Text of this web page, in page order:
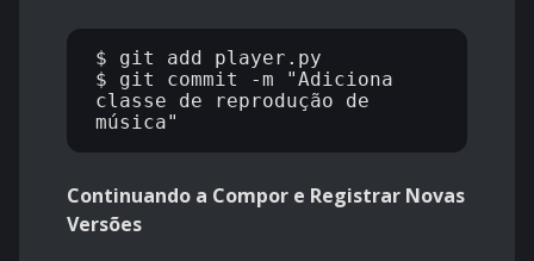
$ git add player.py
$ git commit -m "Adiciona
classe de reprodução de
Continuando a Compor e Registrar Novas
Versões